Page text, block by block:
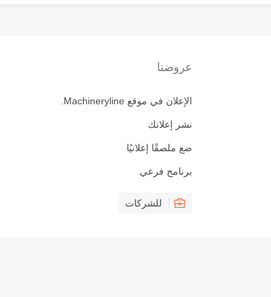
عروضنا
الإعلان في موقع Machineryline.
نشر إعلانك
ضع ملصقًا إعلانيًا
برنامج فرعي
للشركات